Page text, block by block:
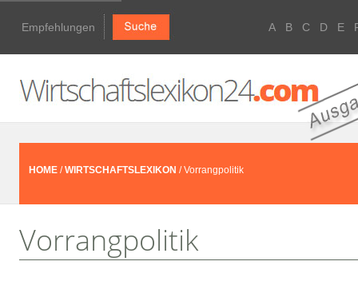
Empfehlungen A B C D E
HOME /WIRTSCHAFTSLEXIKON / Vorrangpolitik
Vorrangpolitik